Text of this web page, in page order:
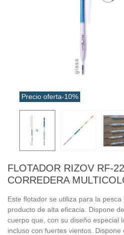
Precio oferta-10%
FLOTADOR RIZOV RF-
CORREDERA
Este flotador se utiliza para la
producto de alta eficacia. Dispone
cuerpo que, con su diseño especial
incluso con fuertes vientos. Dispone